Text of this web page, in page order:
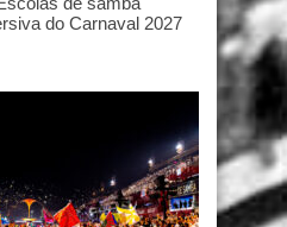
do Carnaval 2027